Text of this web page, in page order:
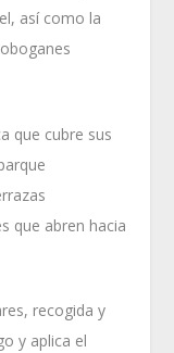
así como la
que cubre sus
que abren hacia
recogida y
y aplica el